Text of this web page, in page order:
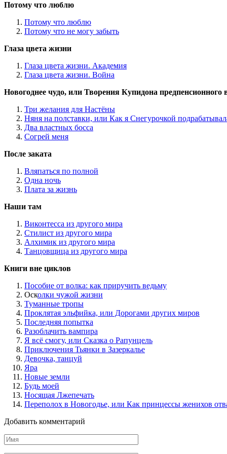
Потому что люблю
Потому что люблю
Потому что не могу забыть
Глаза цвета жизни
Глаза цвета жизни. Академия
Глаза цвета жизни. Война
Новогоднее чудо, или Творения Купидона предпенсионного
Три желания для Настёны
Няня на полставки, или Как я Снегурочкой
Два властных босса
Согрей меня
После заката
Вляпаться по полной
Одна ночь
Плата за жизнь
Наши там
Виконтесса из другого мира
Стилист из другого мира
Алхимик из другого мира
Танцовщица из другого мира
Книги вне циклов
Пособие от волка: как приручить ведьму
Осколки чужой жизни
Туманные тропы
Проклятая эльфийка, или Дорогами других миров
Последняя попытка
Разоблачить вампира
Я всё смогу, или Сказка о Рапунцель
Приключения Тьянки в Зазеркалье
Девочка, танцуй
Яра
Новые земли
Будь моей
Носящая Лжепечать
Переполох в Новогодье, или Как принцессы женихов
Добавить комментарий
Имя
*